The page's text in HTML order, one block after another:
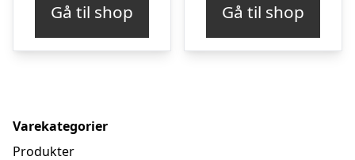
kr. 449,00.kr. 249,00.
Gå til shop
kr. 499,00.kr.
Gå til shop
Varekategorier
Produkter